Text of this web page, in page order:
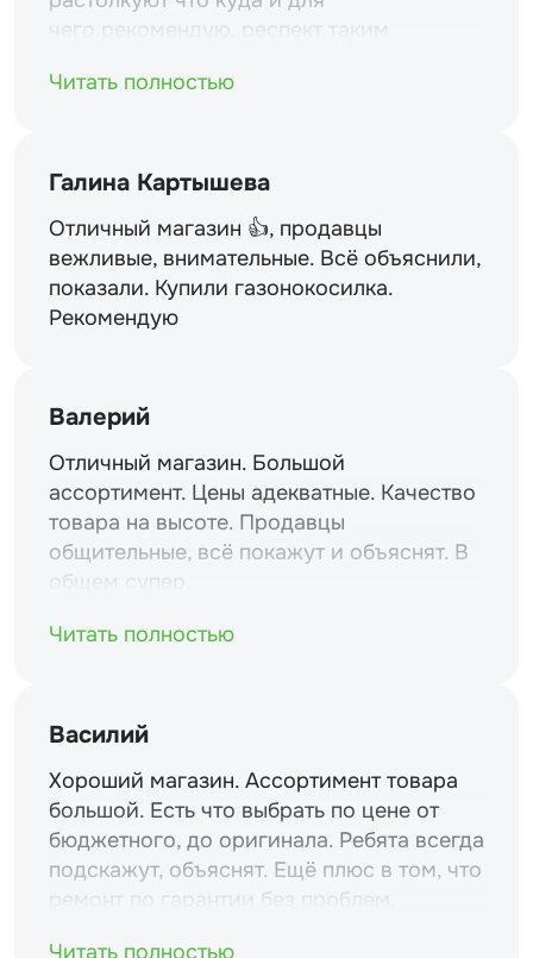
чего.рекомендую. респект таким
Читать полностью
Галина Картышева
Отличный магазин 👍, продавцы
вежливые, внимательные. Всё объяснили,
показали. Купили газонокосилка.
Рекомендую
Валерий
Отличный магазин. Большой
ассортимент. Цены адекватные. Качество
товара на высоте. Продавцы
общительные, всё покажут и объяснят. В
общем супер.
Читать полностью
Василий
Хороший магазин. Ассортимент товара
большой. Есть что выбрать по цене от
бюджетного, до оригинала. Ребята всегда
подскажут, объяснят. Ещё плюс в том, что
ремонт по гарантии без проблем.
Читать полностью